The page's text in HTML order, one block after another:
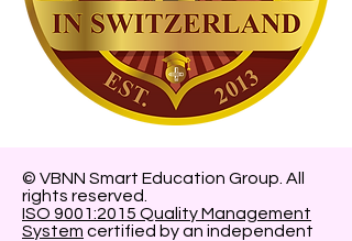
© VBNN Smart Education Group. All
rights reserved.
ISO 9001:2015 Quality Management
System certified by an independent